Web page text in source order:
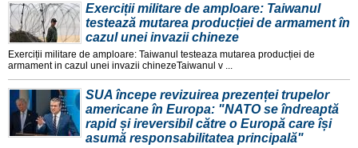
Exerciții militare de amploare: Taiwanul
testează mutarea producției de armament în
cazul unei invazii chineze
Exerciții militare de amploare: Taiwanul testeaza mutarea producției de
armament in cazul unei invazii chinezeTaiwanul v ...
SUA începe revizuirea prezenței trupelor
americane în Europa: "NATO se îndreaptă
rapid și ireversibil către o Europă care își
asumă responsabilitatea principală"